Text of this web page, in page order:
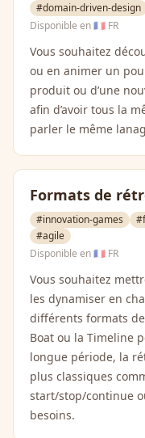
#domain-driven-design
Disponible en🇫🇷 FR
Vous souhaitez
ou en animer un
produit ou d’une
afin d’avoir tous la
parler le même
Formats de
#innovation-games
#agile
Disponible en🇫🇷 FR
Vous souhaitez
les dynamiser en
différents formats
Boat ou la Timeline
longue période, la
plus classiques
start/stop/continue
besoins.